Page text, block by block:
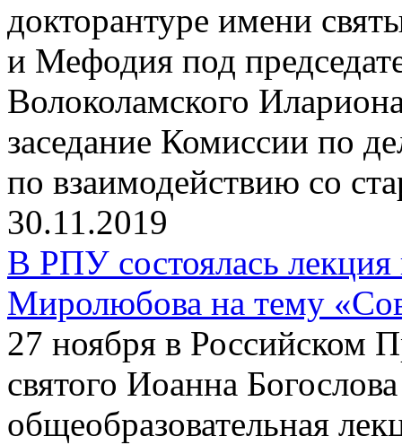
докторантуре имени
и Мефодия под
Волоколамского
заседание Комиссии по
по взаимодействию со
30.11.2019
В РПУ состоялась
Миролюбова на тему
27 ноября в Российском
святого Иоанна
общеобразовательная